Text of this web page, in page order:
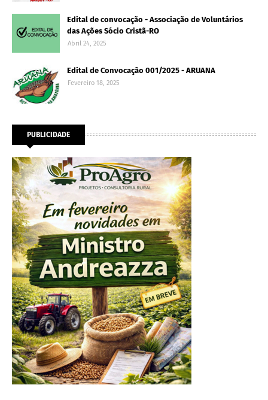
Edital de convocação - Associação de Voluntários
das Ações Sócio Cristã-RO
Abril 24, 2025
Edital de Convocação 001/2025 - ARUANA
Fevereiro 18, 2025
PUBLICIDADE